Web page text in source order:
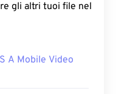
gli altri tuoi file nel
A Mobile Video